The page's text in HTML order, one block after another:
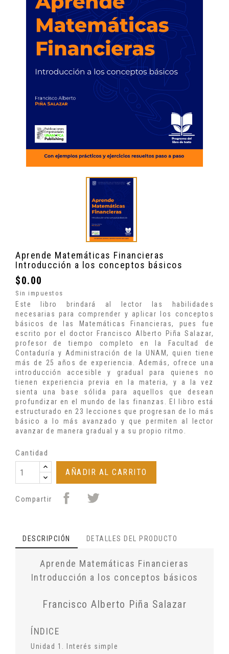
Aprende Matemáticas Financieras
Introducción a los conceptos básicos
$0.00
Sin impuestos
Este libro brindará al lector las habilidades
necesarias para comprender y aplicar los conceptos
básicos de las Matemáticas Financieras, pues fue
escrito por el doctor Francisco Alberto Piña Salazar,
profesor de tiempo completo en la Facultad de
Contaduría y Administración de la UNAM, quien tiene
más de 25 años de experiencia. Además, ofrece una
introducción accesible y gradual para quienes no
tienen experiencia previa en la materia, y a la vez
sienta una base sólida para aquellos que desean
profundizar en el mundo de las finanzas. El libro está
estructurado en 23 lecciones que progresan de lo más
básico a lo más avanzado y que permiten al lector
avanzar de manera gradual y a su propio ritmo.
Cantidad
AÑADIR AL CARRITO
Compartir
DESCRIPCIÓN DETALLES DEL PRODUCTO
Aprende Matemáticas Financieras
Introducción a los conceptos básicos
Francisco Alberto Piña Salazar
ÍNDICE
Unidad 1. Interés simple